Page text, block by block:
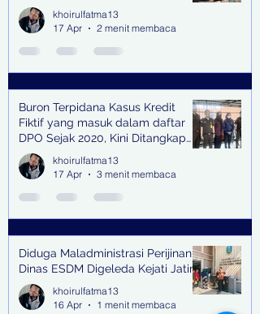
khoirulfatma13
17 Apr
2 menit membaca
Buron Terpidana Kasus Kredit
Fiktif yang masuk dalam daftar
DPO Sejak 2020, Kini Ditangkap
Kejari Surabaya
khoirulfatma13
17 Apr
3 menit membaca
Diduga Maladministrasi Perijinan,
Dinas ESDM Digeleda Kejati Jatim
khoirulfatma13
16 Apr
1 menit membaca